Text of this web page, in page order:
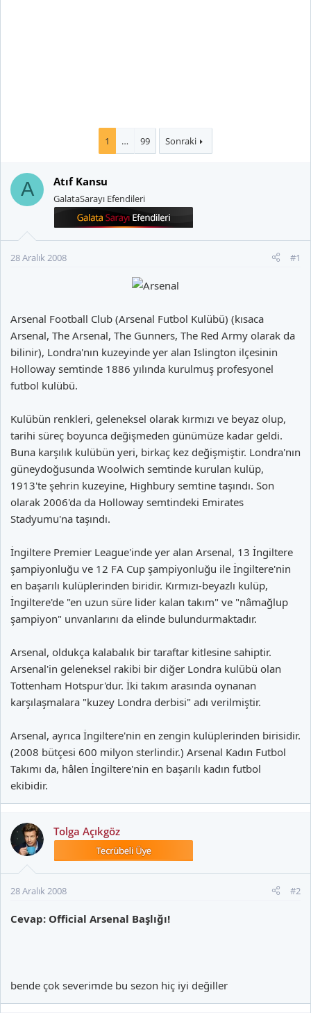
1 … 99 Sonraki
A Atıf Kansu
GalataSarayı Efendileri
28 Aralık 2008 #1
Arsenal Football Club (Arsenal Futbol Kulübü) (kısaca
Arsenal, The Arsenal, The Gunners, The Red Army olarak da
bilinir), Londra'nın kuzeyinde yer alan Islington ilçesinin
Holloway semtinde 1886 yılında kurulmuş profesyonel
futbol kulübü.
Kulübün renkleri, geleneksel olarak kırmızı ve beyaz olup,
tarihi süreç boyunca değişmeden günümüze kadar geldi.
Buna karşılık kulübün yeri, birkaç kez değişmiştir. Londra'nın
güneydoğusunda Woolwich semtinde kurulan kulüp,
1913'te şehrin kuzeyine, Highbury semtine taşındı. Son
olarak 2006'da da Holloway semtindeki Emirates
Stadyumu'na taşındı.
İngiltere Premier League'inde yer alan Arsenal, 13 İngiltere
şampiyonluğu ve 12 FA Cup şampiyonluğu ile İngiltere'nin
en başarılı kulüplerinden biridir. Kırmızı-beyazlı kulüp,
İngiltere'de "en uzun süre lider kalan takım" ve "nâmağlup
şampiyon" unvanlarını da elinde bulundurmaktadır.
Arsenal, oldukça kalabalık bir taraftar kitlesine sahiptir.
Arsenal'in geleneksel rakibi bir diğer Londra kulübü olan
Tottenham Hotspur'dur. İki takım arasında oynanan
karşılaşmalara "kuzey Londra derbisi" adı verilmiştir.
Arsenal, ayrıca İngiltere'nin en zengin kulüplerinden birisidir.
(2008 bütçesi 600 milyon sterlindir.) Arsenal Kadın Futbol
Takımı da, hâlen İngiltere'nin en başarılı kadın futbol
ekibidir.
Tolga Açıkgöz
28 Aralık 2008 #2
Cevap: Official Arsenal Başlığı!
bende çok severimde bu sezon hiç iyi değiller